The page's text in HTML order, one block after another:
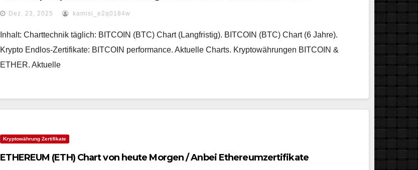
Dez. 23, 2025 kamisi_e2q0184w
Inhalt: Charttechnik täglich: BITCOIN (BTC) Chart (Langfristig). BITCOIN (BTC) Chart (6 Jahre).
Krypto Endlos-Zertifikate: BITCOIN performance. Aktuelle Charts. Kryptowährungen BITCOIN &
ETHER. Aktuelle
Kryptowährung Zertifikate
ETHEREUM (ETH) Chart von heute Morgen / Anbei Ethereumzertifikate